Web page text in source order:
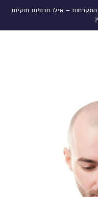
– אילו תרופות חוקיות